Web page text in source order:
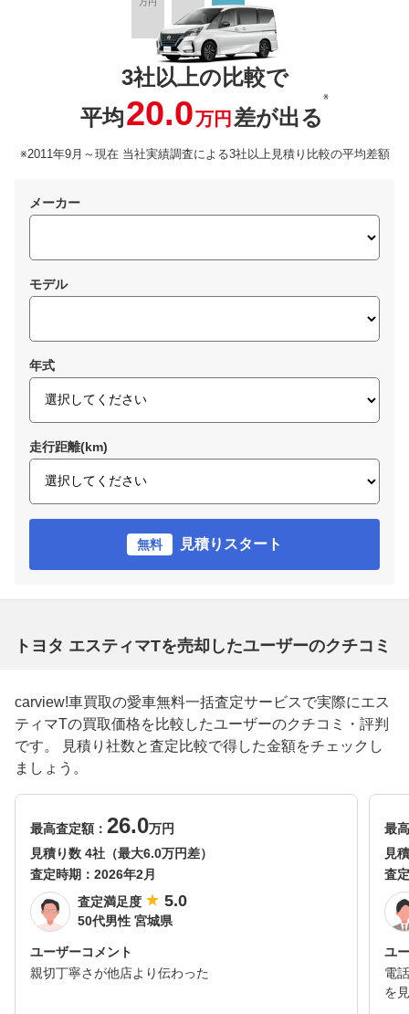
3社以上の比較で
平均20.0万円 差が出る
※
※2011年9月～現在 当社実績調査による3社以上見積り比較の平均差額
メーカー
モデル
年式
走行距離(km)
無料 見積りスタート
トヨタ エスティマTを売却したユーザーのクチコミ
carview!車買取の愛車無料一括査定サービスで実際にエス
ティマTの買取価格を比較したユーザーのクチコミ・評判
です。 見積り社数と査定比較で得した金額をチェックし
ましょう。
最高査定額： 26.0万円
見積り数 4社（最大6.0万円差）
査定時期： 2026年2月
査定満足度
5.0
50代男性 宮城県
ユーザーコメント
親切丁寧さが他店より伝わった
最
見
査
ユ
電
を